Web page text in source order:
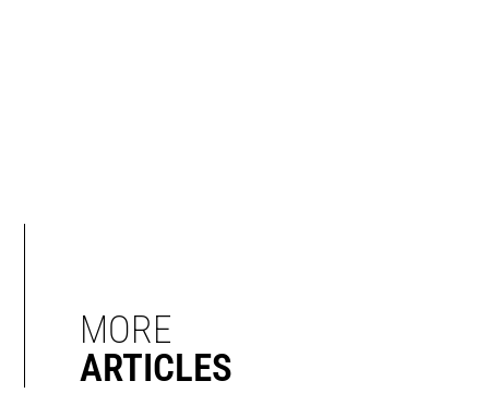
MORE
ARTICLES